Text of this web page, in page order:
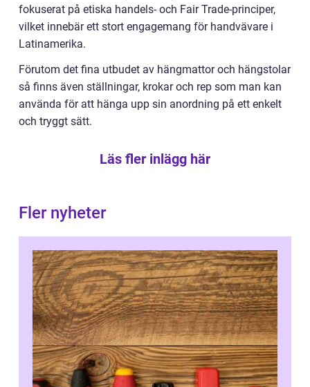
fokuserat på etiska handels- och Fair Trade-principer,
vilket innebär ett stort engagemang för handvävare i
Latinamerika.
Förutom det fina utbudet av hängmattor och hängstolar
så finns även ställningar, krokar och rep som man kan
använda för att hänga upp sin anordning på ett enkelt
och tryggt sätt.
Läs fler inlägg här
Fler nyheter